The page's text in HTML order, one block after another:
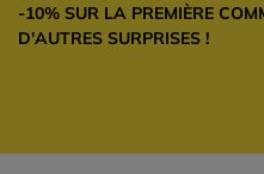
-10% SUR LA PREMIÈRE
D'AUTRES SURPRISES !